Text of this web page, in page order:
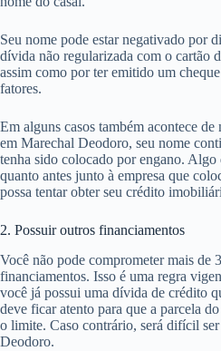
Seu nome pode estar negativado por
dívida não regularizada com o cartão
assim como por ter emitido um
fatores.
Em alguns casos também acontece
em Marechal Deodoro, seu nome
tenha sido colocado por engano.
quanto antes junto à empresa que
possa tentar obter seu crédito
2. Possuir outros financiamentos
Você não pode comprometer mais de
financiamentos. Isso é uma regra
você já possui uma dívida de crédito
deve ficar atento para que a parcela
o limite. Caso contrário, será difícil
Deodoro.